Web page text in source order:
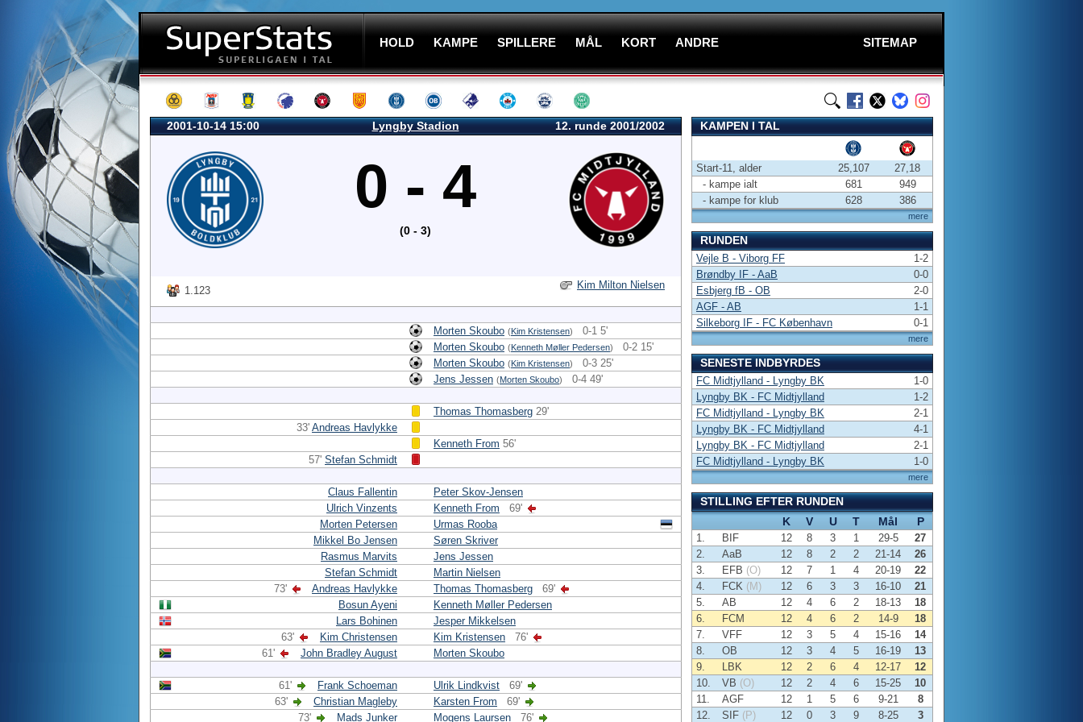
HOLD KAMPE SPILLERE MÅL KORT ANDRE SITEMAP
2001-10-14 15:00 Lyngby Stadion 12. runde 2001/2002
0 - 4
(0 - 3)
1.123 Kim Milton Nielsen
Morten Skoubo (Kim Kristensen)
0-1 5'
Morten Skoubo (Kenneth Møller Pedersen)
0-2 15'
Morten Skoubo (Kim Kristensen)
0-3 25'
Jens Jessen (Morten Skoubo) 0-4 49'
Thomas Thomasberg 29'
33' Andreas Havlykke
Kenneth From 56'
57' Stefan Schmidt
Claus Fallentin
Peter Skov-Jensen
Ulrich Vinzents
Kenneth From
69'
Morten Petersen
Urmas Rooba
Mikkel Bo Jensen
Søren Skriver
Rasmus Marvits
Jens Jessen
Stefan Schmidt
Martin Nielsen
73'
Andreas Havlykke Thomas Thomasberg
69'
Bosun Ayeni
Kenneth Møller Pedersen
Lars Bohinen
Jesper Mikkelsen
63'
Kim Christensen Kim Kristensen
76'
61'
John Bradley August Morten Skoubo
61' Frank Schoeman Ulrik Lindkvist
69'
63'
Christian Magleby Karsten From
69'
73'
Mads Junker Mogens Laursen 76'
KAMPEN I TAL
mere
Start-11, alder 25,107
27,18
- kampe ialt
681
949
- kampe for klub
628 386
RUNDEN
mere
Vejle B - Viborg FF
1-2
Brøndby IF - AaB
0-0
Esbjerg fB - OB
2-0
AGF - AB
1-1
Silkeborg IF - FC København
0-1
SENESTE INDBYRDES
mere
FC Midtjylland - Lyngby BK
1-0
Lyngby BK - FC Midtjylland
1-2
FC Midtjylland - Lyngby BK
2-1
Lyngby BK - FC Midtjylland
4-1
Lyngby BK - FC Midtjylland
2-1
FC Midtjylland - Lyngby BK
1-0
STILLING EFTER RUNDEN
K
V U T Mål P
1. BIF 12 8 3 1 29-5
27
2.
AaB 12 8 2 2 21-14
26
3.
EFB (O) 12 7 1 4 20-19
22
4.
FCK (M) 12 6 3 3 16-10
21
5.
AB 12 4 6 2 18-13
18
6.
FCM 12 4 6 2 14-9
18
7.
VFF 12 3 5 4 15-16
14
8.
OB 12 3 4 5 16-19
13
9.
LBK 12 2 6 4 12-17
12
10.
VB (O) 12 2 4 6 15-25
10
11.
AGF 12 1 5 6 9-21
8
12.
SIF (P) 12 0 3 9 8-25 3